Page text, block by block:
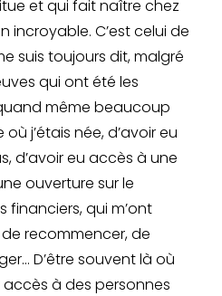
et qui fait naître chez
incroyable. C’est celui de
suis toujours dit, malgré
qui ont été les
même beaucoup
j’étais née, d’avoir eu
d’avoir eu accès à une
ouverture sur le
financiers, qui m’ont
recommencer, de
D’être souvent là où
accès à des personnes